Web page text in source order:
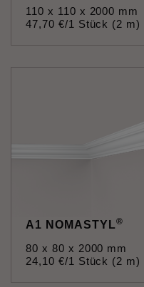
110 x 110 x 2000 mm
47,70 €/1 Stück (2 m)
A1 NOMASTYL®
80 x 80 x 2000 mm
24,10 €/1 Stück (2 m)